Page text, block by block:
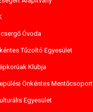
Óvoda
Tűzoltó Egyesület
Klubja
Önkéntes Mentőcsoport
Egyesület